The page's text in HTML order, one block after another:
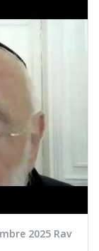
2025 Rav